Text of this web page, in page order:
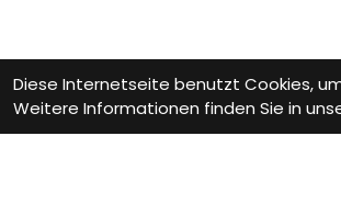
Diese Internetseite benutzt Cookies,
Weitere Informationen finden Sie in